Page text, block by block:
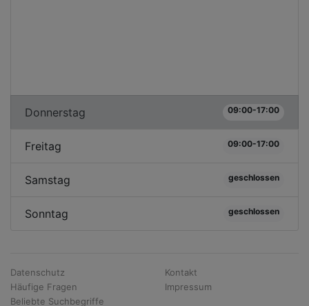
Donnerstag 09:00-17:00
Freitag 09:00-17:00
Samstag geschlossen
Sonntag geschlossen
Datenschutz
Häufige Fragen
Beliebte Suchbegriffe
Kontakt
Impressum